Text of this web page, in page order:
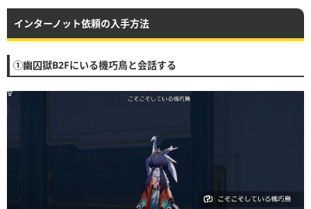
・右上のアイコンを押すことで、マップツール上に対応したアイコンが表示
されます
す。
インターノット依頼の入手方法
①幽囚獄B2Fにいる機巧鳥と会話する